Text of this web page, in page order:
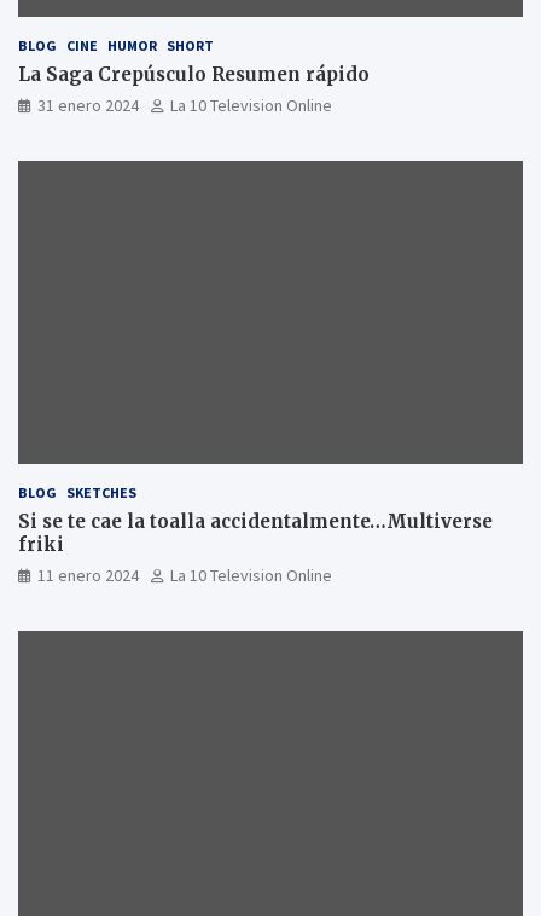
BLOG CINE HUMOR SHORT
La Saga Crepúsculo Resumen rápido
31 enero 2024 La 10 Television Online
BLOG SKETCHES
Si se te cae la toalla accidentalmente…Multiverse
friki
11 enero 2024 La 10 Television Online